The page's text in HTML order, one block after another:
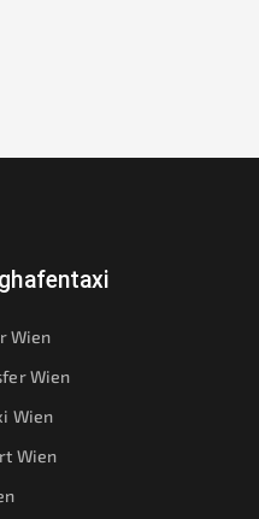
Wien
Wien
Wien
Wien